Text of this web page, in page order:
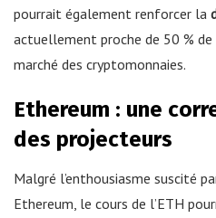
pourrait également renforcer la
actuellement proche de 50 %
marché des cryptomonnaies.
Ethereum : une
des projecteurs
Malgré l’enthousiasme suscité
Ethereum, le cours de l’ETH